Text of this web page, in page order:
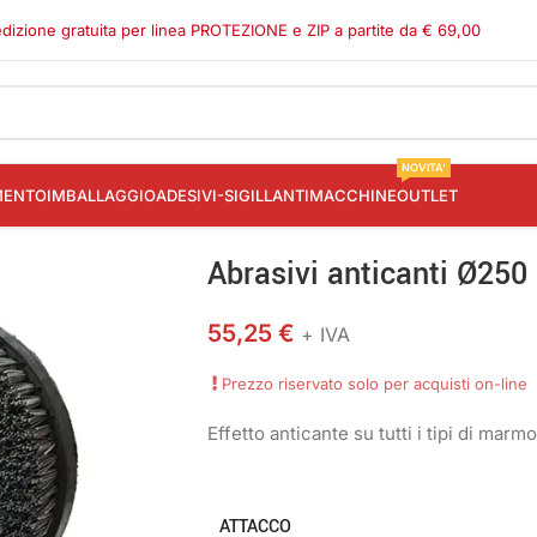
gratuita per linea PROTEZIONE e ZIP a partite da € 69,00
IMBALLAGGIOADESIVI-SIGILLANTIMACCHINEOUTLET
NOVITA'
Abrasivi anticanti Ø250
55,25 € + IVA
Prezzo riservato solo per acquisti on-line
Effetto anticante su tutti i tipi di
ATTACCO